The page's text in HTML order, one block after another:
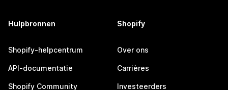
Hulpbronnen
Shopify-helpcentrum
API-documentatie
Shopify Community
Shopify
Over ons
Carrières
Investeerders